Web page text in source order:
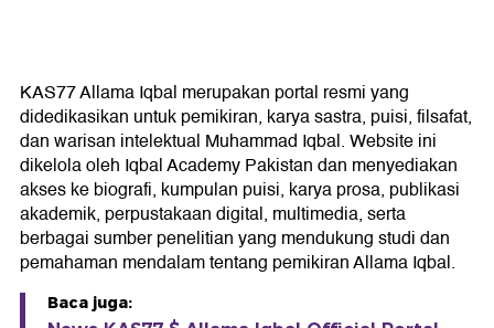
KAS77 Allama Iqbal merupakan portal resmi yang
didedikasikan untuk pemikiran, karya sastra, puisi, filsafat,
dan warisan intelektual Muhammad Iqbal. Website ini
dikelola oleh Iqbal Academy Pakistan dan menyediakan
akses ke biografi, kumpulan puisi, karya prosa, publikasi
akademik, perpustakaan digital, multimedia, serta
berbagai sumber penelitian yang mendukung studi dan
pemahaman mendalam tentang pemikiran Allama Iqbal.
Baca juga: